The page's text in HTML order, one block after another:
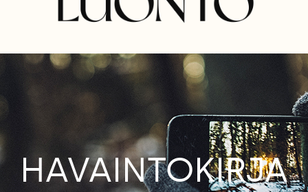
HAVAINTOKIRJA